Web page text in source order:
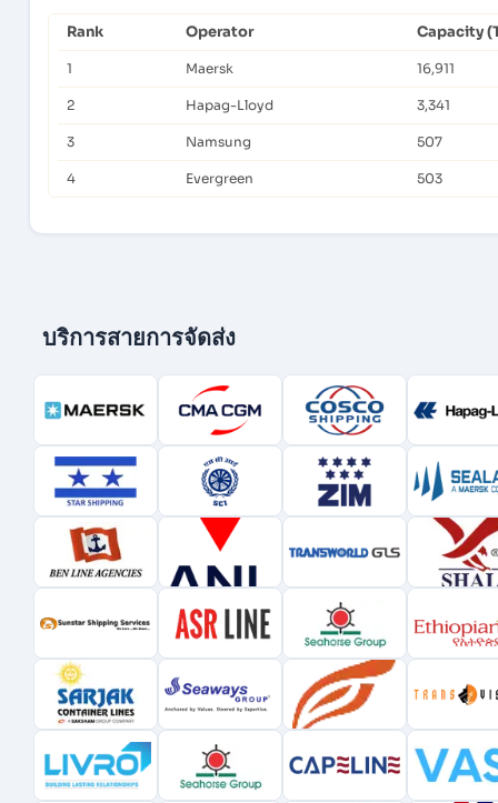
Rank Operator Capacity
1 Maersk 16,911
2 Hapag-Lloyd 3,341
3 Namsung 507
4 Evergreen 503
บริการสายการจัดส่ง